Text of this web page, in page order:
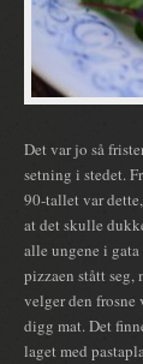
Det var jo så
setning i stedet.
90-tallet var
at det skulle
alle ungene i
pizzaen stått seg,
velger den frosne
digg mat. Det
laget med